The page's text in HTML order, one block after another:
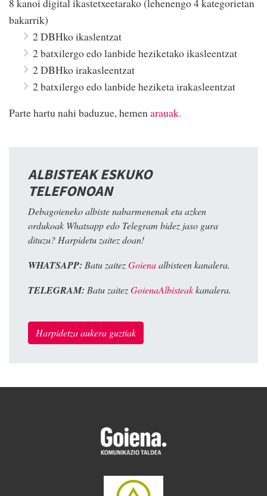
8 kanoi digital ikastetxeetarako (lehenengo 4 kategorietan
bakarrik)
2 DBHko ikaslentzat
2 batxilergo edo lanbide heziketako ikasleentzat
2 DBHko irakasleentzat
2 batxilergo edo lanbide heziketa irakasleentzat
Parte hartu nahi baduzue, hemenarauak.
ALBISTEAK ESKUKO
TELEFONOAN
Debagoieneko albiste nabarmenenak eta azken
ordukoak Whatsapp edo Telegram bidez jaso gura
dituzu? Harpidetu zaitez doan!
WHATSAPP: Batu zaitezGoienaalbisteen kanalera.
TELEGRAM: Batu zaitezGoienaAlbisteakkanalera.
Harpidetza aukera guztiak